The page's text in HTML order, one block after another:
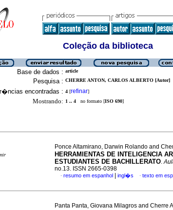
Coleção da biblioteca
Base de dados : article
Pesquisa : CHERRE ANTON, CARLOS ALBERTO [Autor]
encontradas : 4 [refinar]
Mostrando: 1 .. 4 no formato [ISO 690]
Ponce Altamirano, Darwin Rolando and
HERRAMIENTAS DE INTELIGENCIA
ESTUDIANTES DE BACHILLERATO.
no.13. ISSN 2665-0398
· resumo em espanhol ingl�s · texto em
Panta Panta, Giovana Milagros and Cherre